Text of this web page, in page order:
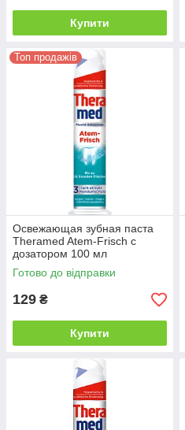
Купити
Топ продажів
Освежающая зубная паста
Theramed Atem-Frisch с
дозатором 100 мл
Готово до відправки
129 ₴
Купити